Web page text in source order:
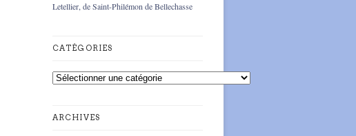
Letellier, de Saint-Philémon de Bellechasse
CATÉGORIES
ARCHIVES